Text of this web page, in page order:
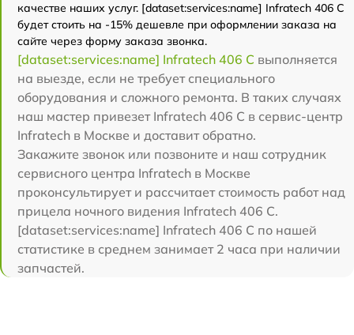
качестве наших услуг. [dataset:services:name] Infratech 406 С
будет стоить на -15% дешевле при оформлении заказа на
сайте через форму заказа звонка.
[dataset:services:name] Infratech 406 С выполняется
на выезде, если не требует специального
оборудования и сложного ремонта. В таких случаях
наш мастер привезет Infratech 406 С в сервис-центр
Infratech в Москве и доставит обратно.
Закажите звонок или позвоните и наш сотрудник
сервисного центра Infratech в Москве
проконсультирует и рассчитает стоимость работ над
прицела ночного видения Infratech 406 С.
[dataset:services:name] Infratech 406 С по нашей
статистике в среднем занимает 2 часа при наличии
запчастей.